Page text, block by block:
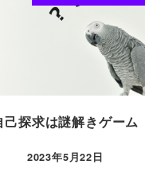
己探求は謎解きゲーム
2023年5月22日